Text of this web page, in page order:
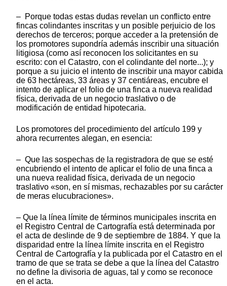
– Porque todas estas dudas revelan un conflicto entre
fincas colindantes inscritas y un posible perjuicio de los
derechos de terceros; porque acceder a la pretensión de
los promotores supondría además inscribir una situación
litigiosa (como así reconocen los solicitantes en su
escrito: con el Catastro, con el colindante del norte...); y
porque a su juicio el intento de inscribir una mayor cabida
de 63 hectáreas, 33 áreas y 37 centiáreas, encubre el
intento de aplicar el folio de una finca a nueva realidad
física, derivada de un negocio traslativo o de
modificación de entidad hipotecaria.
Los promotores del procedimiento del artículo 199 y
ahora recurrentes alegan, en esencia:
– Que las sospechas de la registradora de que se esté
encubriendo el intento de aplicar el folio de una finca a
una nueva realidad física, derivada de un negocio
traslativo «son, en sí mismas, rechazables por su carácter
de meras elucubraciones».
– Que la línea límite de términos municipales inscrita en
el Registro Central de Cartografía está determinada por
el acta de deslinde de 9 de septiembre de 1884. Y que la
disparidad entre la línea límite inscrita en el Registro
Central de Cartografía y la publicada por el Catastro en el
tramo de que se trata se debe a que la línea del Catastro
no define la divisoria de aguas, tal y como se reconoce
en el acta.